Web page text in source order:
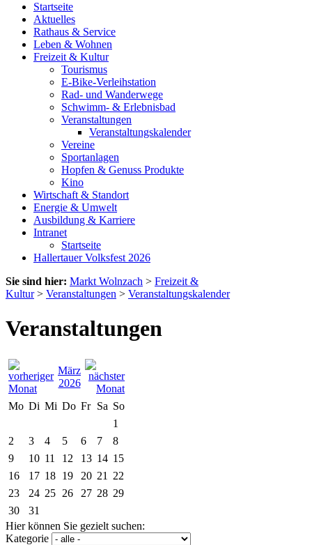
Startseite
Aktuelles
Rathaus & Service
Leben & Wohnen
Freizeit & Kultur
Tourismus
E-Bike-Verleihstation
Rad- und Wanderwege
Schwimm- & Erlebnisbad
Veranstaltungen
Veranstaltungskalender
Vereine
Sportanlagen
Hopfen & Genuss Produkte
Kino
Wirtschaft & Standort
Energie & Umwelt
Ausbildung & Karriere
Intranet
Startseite
Hallertauer Volksfest 2026
Sie sind hier: Markt Wolnzach > Freizeit &
Kultur> Veranstaltungen > Veranstaltungskalender
Veranstaltungen
März
2026
Mo Di Mi Do Fr Sa So
1
2
3 4 5 6 7
8
9
10 11 12 13 14 15
16
17 18 19 20 21
22
23
24 25 26 27 28 29
30
31
Hier können Sie gezielt suchen:
Kategorie